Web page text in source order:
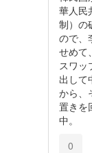
華人民
制）の
ので、
せめて
スワッ
出して
から、
置きを
中。
0